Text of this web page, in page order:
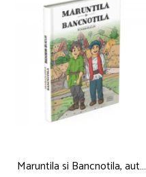
Maruntila si Bancnotila, autor